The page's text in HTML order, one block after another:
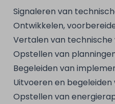
Signaleren van
Ontwikkelen,
Vertalen van
Opstellen van
Begeleiden van
Uitvoeren en
Opstellen van